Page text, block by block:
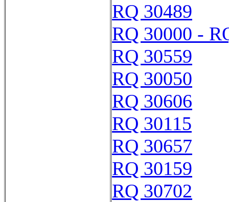
RQ 30489
RQ 30000 -
RQ 30559
RQ 30050
RQ 30606
RQ 30115
RQ 30657
RQ 30159
RQ 30702